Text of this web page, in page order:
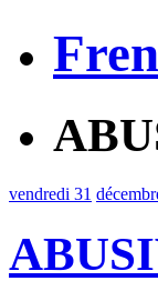
vendredi 31